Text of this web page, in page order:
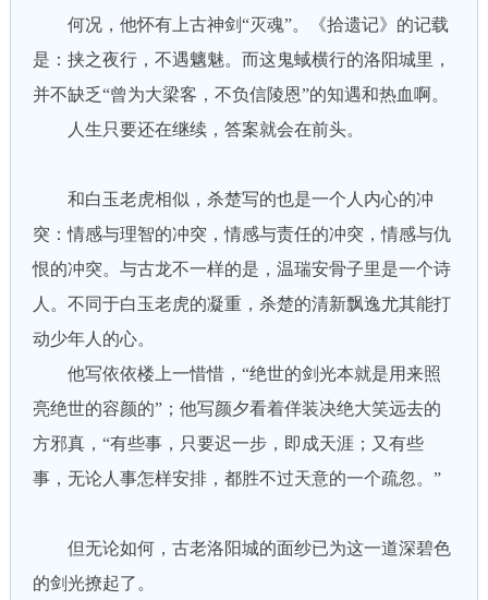
何况，他怀有上古神剑“灭魂”。《拾遗记》的记载
是：挟之夜行，不遇魑魅。而这鬼蜮横行的洛阳城里，
并不缺乏“曾为大梁客，不负信陵恩”的知遇和热血啊。
人生只要还在继续，答案就会在前头。
和白玉老虎相似，杀楚写的也是一个人内心的冲
突：情感与理智的冲突，情感与责任的冲突，情感与仇
恨的冲突。与古龙不一样的是，温瑞安骨子里是一个诗
人。不同于白玉老虎的凝重，杀楚的清新飘逸尤其能打
动少年人的心。
他写依依楼上一惜惜，“绝世的剑光本就是用来照
亮绝世的容颜的”；他写颜夕看着佯装决绝大笑远去的
方邪真，“有些事，只要迟一步，即成天涯；又有些
事，无论人事怎样安排，都胜不过天意的一个疏忽。”
但无论如何，古老洛阳城的面纱已为这一道深碧色
的剑光撩起了。